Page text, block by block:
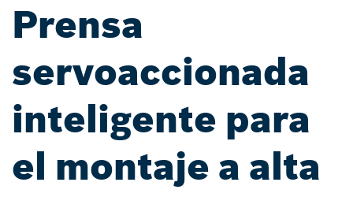
Prensa
servoaccionada
inteligente para
el montaje a alta